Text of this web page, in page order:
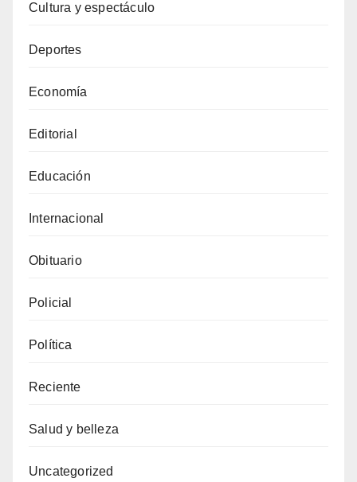
Cultura y espectáculo
Deportes
Economía
Editorial
Educación
Internacional
Obituario
Policial
Política
Reciente
Salud y belleza
Uncategorized